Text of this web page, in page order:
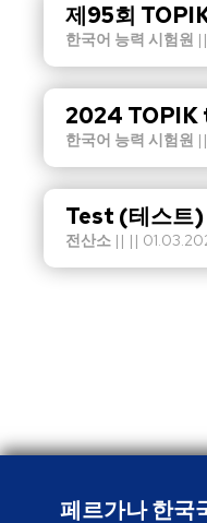
제95회
한국어 능력 시험원
2024
한국어 능력 시험원
Test (테스트)
전산소 || ||
페르가나 한국